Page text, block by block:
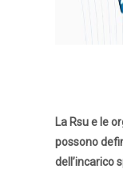
La Rsu e le
possono
dell’incarico